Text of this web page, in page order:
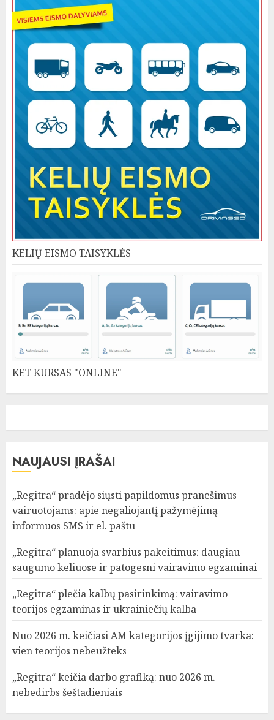
KELIŲ EISMO TAISYKLĖS
KET KURSAS "ONLINE"
NAUJAUSI ĮRAŠAI
„Regitra“ pradėjo siųsti papildomus pranešimus
vairuotojams: apie negaliojantį pažymėjimą
informuos SMS ir el. paštu
„Regitra“ planuoja svarbius pakeitimus: daugiau
saugumo keliuose ir patogesni vairavimo egzaminai
„Regitra“ plečia kalbų pasirinkimą: vairavimo
teorijos egzaminas ir ukrainiečių kalba
Nuo 2026 m. keičiasi AM kategorijos įgijimo tvarka:
vien teorijos nebeužteks
„Regitra“ keičia darbo grafiką: nuo 2026 m.
nebedirbs šeštadieniais